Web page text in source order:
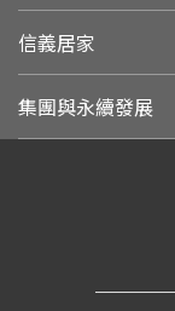
信義居家
集團與永續發展